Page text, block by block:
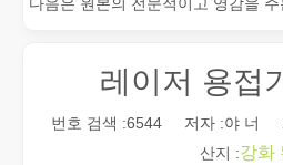
레이저 용접
번호 검색 :6544 저자 :야 너
산지 :강화